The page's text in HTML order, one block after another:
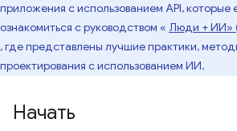
приложения с использованием API,
ознакомиться с руководством « Люди + ИИ»
, где представлены лучшие практики,
проектирования с использованием ИИ.
Начать